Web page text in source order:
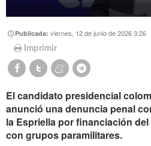
Publicada:viernes, 12 de junio de 2026 3:26
Imprimir
El candidato presidencial
anunció una denuncia penal
la Espriella por financiación
con grupos paramilitares.